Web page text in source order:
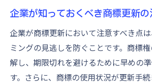
企業が知っておくべき商標更新の
企業が商標更新において注意すべき点
ミングの見逃しを防ぐことです。商標
解し、期限切れを避けるために早めの
す。さらに、商標の使用状況が更新手